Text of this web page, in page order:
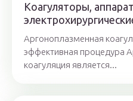
Коагуляторы,
Аргоноплазменная
эффективная процедура
коагуляция является...